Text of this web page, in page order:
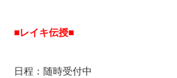
■レイキ伝授■
日程：随時受付中